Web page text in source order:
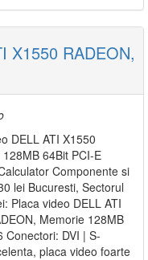
X1550 RADEON,
DELL ATI X1550
128MB 64Bit PCI-E
Componente si
lei Bucuresti, Sectorul
Placa video DELL ATI
Memorie 128MB
Conectori: DVI | S-
placa video foarte